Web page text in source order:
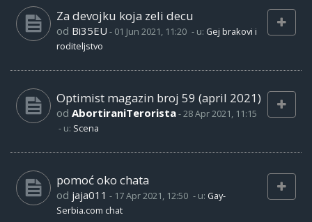
Za devojku koja zeli decu
od Bi35EU - 01 Jun 2021, 11:20 - u: Gej brakovi i
roditeljstvo
Optimist magazin broj 59 (april 2021)
od AbortiraniTerorista-28 Apr 2021, 11:15
- u: Scena
pomoć oko chata
od jaja011 - 17 Apr 2021, 12:50 - u: Gay-
Serbia.com chat